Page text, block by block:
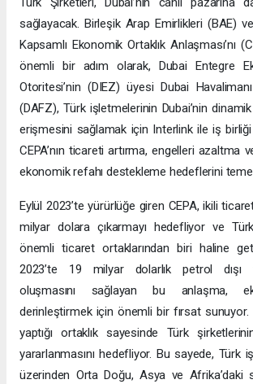
sağlayacak. Birleşik Arap Emirlikleri (BAE)
Kapsamlı Ekonomik Ortaklık Anlaşması’nı
önemli bir adım olarak, Dubai Entegre
Otoritesi’nin (DIEZ) üyesi Dubai
(DAFZ), Türk işletmelerinin Dubai’nin
erişmesini sağlamak için Interlink ile iş birliği
CEPA’nın ticareti artırma, engelleri azaltma
ekonomik refahı destekleme hedeflerini temel
Eylül 2023’te yürürlüğe giren CEPA, ikili
milyar dolara çıkarmayı hedefliyor ve
önemli ticaret ortaklarından biri haline
2023’te 19 milyar dolarlık petrol dışı
oluşmasını sağlayan bu anlaşma,
derinleştirmek için önemli bir fırsat sunuyor.
yaptığı ortaklık sayesinde Türk
yararlanmasını hedefliyor. Bu sayede, Türk
üzerinden Orta Doğu, Asya ve Afrika’daki